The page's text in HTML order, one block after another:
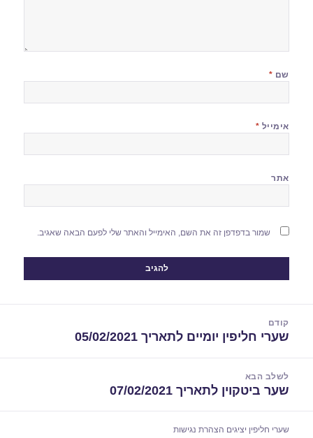
שם *
אימייל *
אתר
שמור בדפדפן זה את השם, האימייל והאתר שלי לפעם הבאה שאגיב.
קודם
הפוסט
שערי חליפין יומיים לתאריך 05/02/2021
לשלב הבא
הפוסט
שער ביטקוין לתאריך 07/02/2021
שערי חליפין יציגים הצהרת נגישות